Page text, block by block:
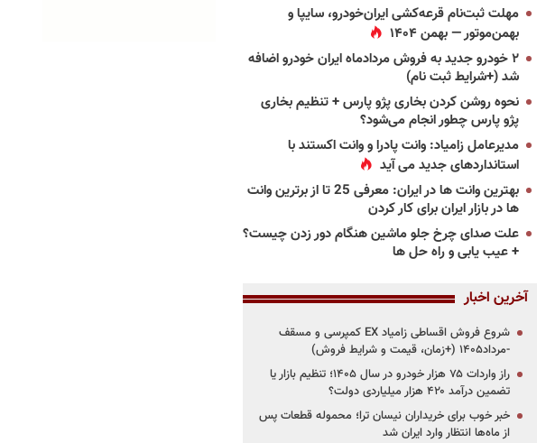
مهلت ثبت‌نام قرعه‌کشی ایران‌خودرو، سایپا و
بهمن‌موتور — بهمن ۱۴۰۴
۲ خودرو جدید به فروش مردادماه ایران خودرو اضافه
شد (+شرایط ثبت نام)
نحوه روشن کردن بخاری پژو پارس + تنظیم بخاری
پژو پارس چطور انجام می‌شود؟
مدیرعامل زامیاد: وانت پادرا و وانت اکستند با
استانداردهای جدید می آید
بهترین وانت ها در ایران: معرفی 25 تا از برترین وانت
ها در بازار ایران برای کار کردن
علت صدای چرخ جلو ماشین هنگام دور زدن چیست؟
+ عیب یابی و راه حل ها
آخرین اخبار
شروع فروش اقساطی زامیاد EX کمپرسی و مسقف
-مرداد۱۴۰۵ (+زمان، قیمت و شرایط فروش)
راز واردات ۷۵ هزار خودرو در سال ۱۴۰۵؛ تنظیم بازار یا
تضمین درآمد ۴۲۰ هزار میلیاردی دولت؟
خبر خوب برای خریداران نیسان ترا؛ محموله قطعات پس
از ماه‌ها انتظار وارد ایران شد